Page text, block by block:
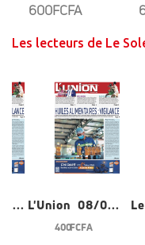
600FCFA
Les lecteurs de Le
0... L'Union 08/0...
400 FCFA